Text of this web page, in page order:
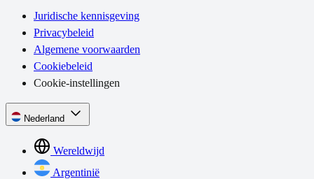
Juridische kennisgeving
Privacybeleid
Algemene voorwaarden
Cookiebeleid
Cookie-instellingen
Nederland
Wereldwijd
Argentinië